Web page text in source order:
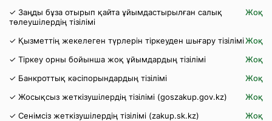
✓ Заңды бұза отырып қайта ұйымдастырылған салық
төлеушілердің тізілімі
Жоқ
✓ Қызметтің жекелеген түрлерін тіркеуден шығару тізіліміЖоқ
✓ Тіркеу орны бойынша жоқ ұйымдардың тізілімі
Жоқ
✓ Банкроттық кәсіпорындардың тізілімі
Жоқ
✓ Жосықсыз жеткізушілердің тізілімі (goszakup.gov.kz)
Жоқ
✓ Сенімсіз жеткізушілердің тізілімі (zakup.sk.kz)
Жоқ